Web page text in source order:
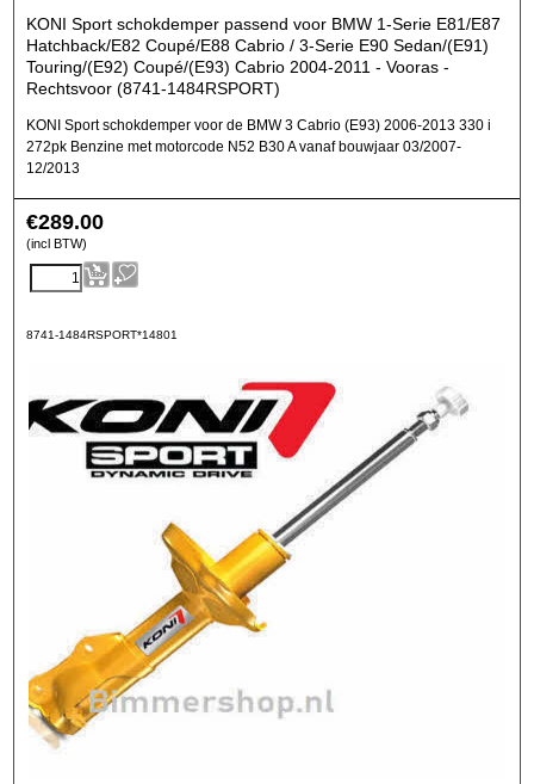
KONI Sport schokdemper passend voor BMW 1-Serie E81/E87
Hatchback/E82 Coupé/E88 Cabrio / 3-Serie E90 Sedan/(E91)
Touring/(E92) Coupé/(E93) Cabrio 2004-2011 - Vooras -
Rechtsvoor (8741-1484RSPORT)
KONI Sport schokdemper voor de BMW 3 Cabrio (E93) 2006-2013 330 i
272pk Benzine met motorcode N52 B30 A vanaf bouwjaar 03/2007-
12/2013
€289.00
(incl BTW)
8741-1484RSPORT*14801